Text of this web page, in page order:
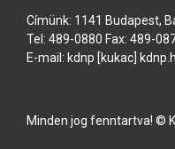
Címünk: 1141 Budapest,
Tel: 489-0880 Fax: 489-
E-mail: kdnp [kukac] kdnp.
Minden jog fenntartva! ©